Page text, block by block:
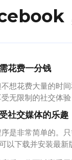
花费一分钱
想花费大量的时
无限制的社交体验
社交媒体的乐趣
是非常简单的。
以下载并安装最新